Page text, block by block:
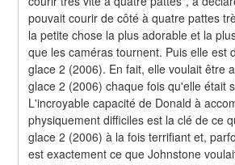
pouvait courir de côté à quatre pattes
la petite chose la plus adorable et la
que les caméras tournent. Puis elle est
glace 2 (2006). En fait, elle voulait être
glace 2 (2006) chaque fois qu'elle était
L'incroyable capacité de Donald à
physiquement difficiles est la clé de ce
glace 2 (2006) à la fois terrifiant et,
est exactement ce que Johnstone